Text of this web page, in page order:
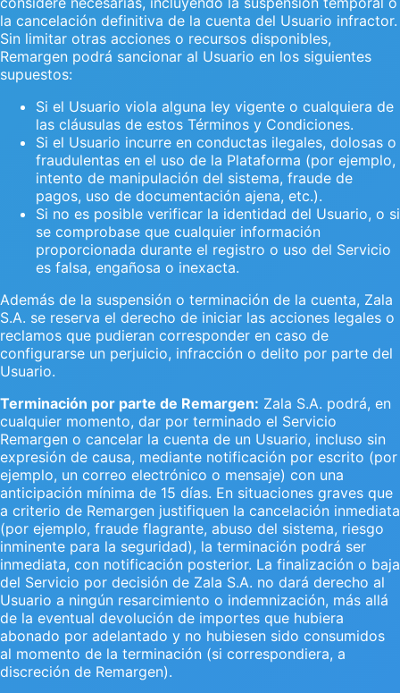
la cancelación definitiva de la cuenta del Usuario infractor.
Sin limitar otras acciones o recursos disponibles,
Remargen podrá sancionar al Usuario en los siguientes
supuestos:
Si el Usuario viola alguna ley vigente o cualquiera de
las cláusulas de estos Términos y Condiciones.
Si el Usuario incurre en conductas ilegales, dolosas o
fraudulentas en el uso de la Plataforma (por ejemplo,
intento de manipulación del sistema, fraude de
pagos, uso de documentación ajena, etc.).
Si no es posible verificar la identidad del Usuario, o si
se comprobase que cualquier información
proporcionada durante el registro o uso del Servicio
es falsa, engañosa o inexacta.
Además de la suspensión o terminación de la cuenta, Zala
S.A. se reserva el derecho de iniciar las acciones legales o
reclamos que pudieran corresponder en caso de
configurarse un perjuicio, infracción o delito por parte del
Usuario.
Terminación por parte de Remargen: Zala S.A. podrá, en
cualquier momento, dar por terminado el Servicio
Remargen o cancelar la cuenta de un Usuario, incluso sin
expresión de causa, mediante notificación por escrito (por
ejemplo, un correo electrónico o mensaje) con una
anticipación mínima de 15 días. En situaciones graves que
a criterio de Remargen justifiquen la cancelación inmediata
(por ejemplo, fraude flagrante, abuso del sistema, riesgo
inminente para la seguridad), la terminación podrá ser
inmediata, con notificación posterior. La finalización o baja
del Servicio por decisión de Zala S.A. no dará derecho al
Usuario a ningún resarcimiento o indemnización, más allá
de la eventual devolución de importes que hubiera
abonado por adelantado y no hubiesen sido consumidos
al momento de la terminación (si correspondiera, a
discreción de Remargen).